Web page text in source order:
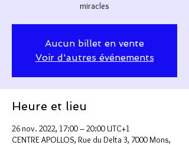
miracles
Aucun billet en vente
Voir d'autres événements
Heure et lieu
26 nov. 2022, 17:00 – 20:00 UTC+1
CENTRE APOLLOS, Rue du Delta 3, 7000 Mons,